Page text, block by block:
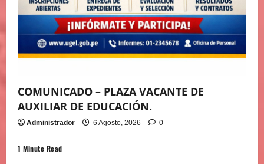
COMUNICADO – PLAZA VACANTE DE
AUXILIAR DE EDUCACIÓN.
Administrador 6 Agosto, 2026 0
1 Minute Read